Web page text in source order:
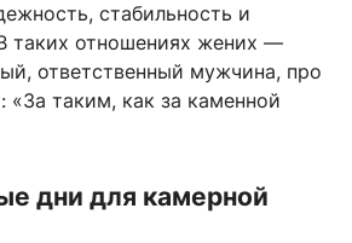
стабильность и
таких отношениях жених —
ответственный мужчина, про
«За таким, как за каменной
дни для камерной